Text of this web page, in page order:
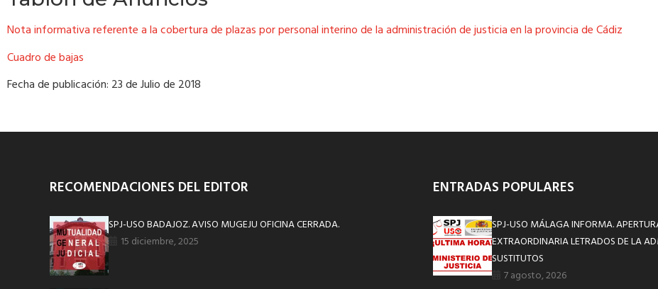
Nota informativa referente a la cobertura de plazas por personal interino de la administración de justicia en la provincia de Cádiz
Cuadro de bajas
Fecha de publicación: 23 de Julio de 2018
RECOMENDACIONES DEL EDITOR
SPJ-USO BADAJOZ. AVISO MUGEJU OFICINA CERRADA.
15 diciembre, 2025
ENTRADAS POPULARES
SPJ-USO MÁLAGA INFORMA.
EXTRAORDINARIA LETRADOS DE LA
SUSTITUTOS
7 agosto, 2026